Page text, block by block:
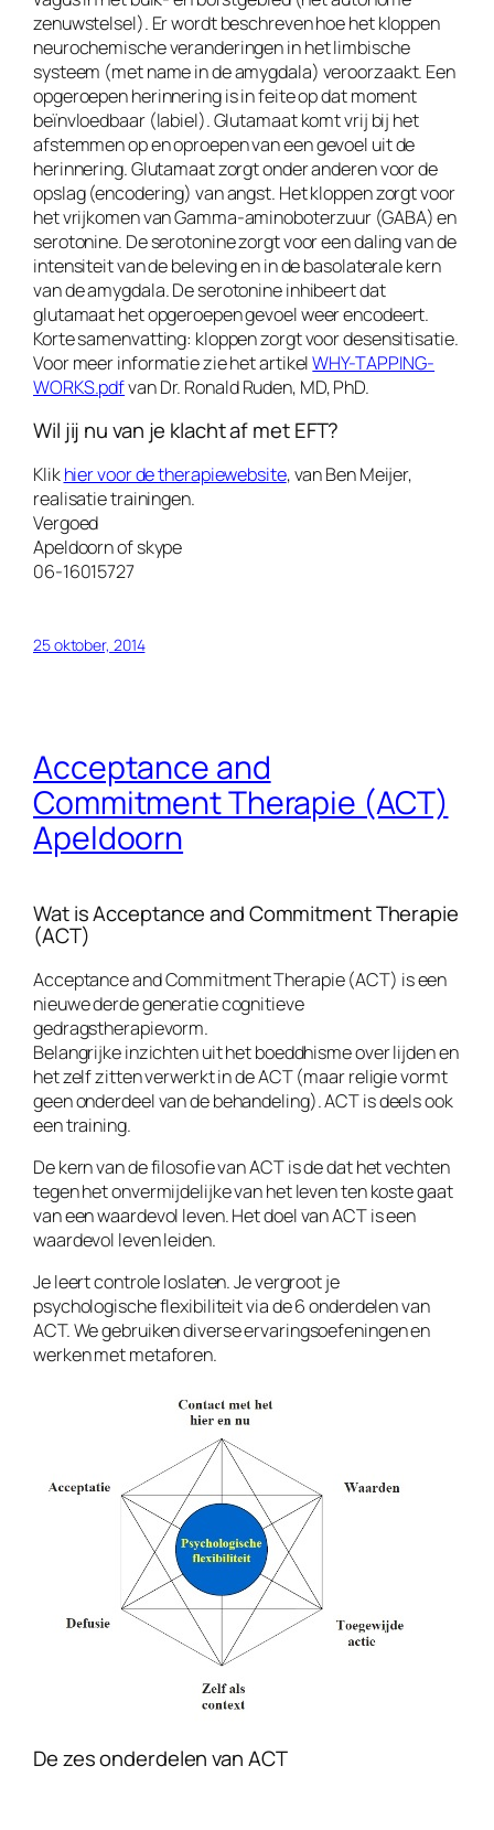
zenuwstelsel). Er wordt beschreven hoe het kloppen
neurochemische veranderingen in het limbische
systeem (met name in de amygdala) veroorzaakt. Een
opgeroepen herinnering is in feite op dat moment
beïnvloedbaar (labiel). Glutamaat komt vrij bij het
afstemmen op en oproepen van een gevoel uit de
herinnering. Glutamaat zorgt onder anderen voor de
opslag (encodering) van angst. Het kloppen zorgt voor
het vrijkomen van Gamma-aminoboterzuur (GABA) en
serotonine. De serotonine zorgt voor een daling van de
intensiteit van de beleving en in de basolaterale kern
van de amygdala. De serotonine inhibeert dat
glutamaat het opgeroepen gevoel weer encodeert.
Korte samenvatting: kloppen zorgt voor desensitisatie.
Voor meer informatie zie het artikelWHY-TAPPING-
WORKS.pdfvan Dr. Ronald Ruden, MD, PhD.
Wil jij nu van je klacht af met EFT?
Klikhier voor de therapiewebsite, van Ben Meijer,
realisatie trainingen.
Vergoed
Apeldoorn of skype
06-16015727
25 oktober, 2014
Acceptance and
Commitment Therapie (ACT)
Apeldoorn
Wat is Acceptance and Commitment Therapie
(ACT)
Acceptance and Commitment Therapie (ACT) is een
nieuwe derde generatie cognitieve
gedragstherapievorm.
Belangrijke inzichten uit het boeddhisme over lijden en
het zelf zitten verwerkt in de ACT (maar religie vormt
geen onderdeel van de behandeling). ACT is deels ook
een training.
De kern van de filosofie van ACT is de dat het vechten
tegen het onvermijdelijke van het leven ten koste gaat
van een waardevol leven. Het doel van ACT is een
waardevol leven leiden.
Je leert controle loslaten. Je vergroot je
psychologische flexibiliteit via de 6 onderdelen van
ACT. We gebruiken diverse ervaringsoefeningen en
werken met metaforen.
De zes onderdelen van ACT